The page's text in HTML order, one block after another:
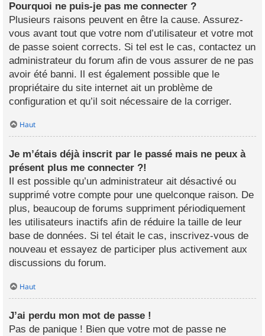
Pourquoi ne puis-je pas me connecter ?
Plusieurs raisons peuvent en être la cause. Assurez-
vous avant tout que votre nom d’utilisateur et votre mot
de passe soient corrects. Si tel est le cas, contactez un
administrateur du forum afin de vous assurer de ne pas
avoir été banni. Il est également possible que le
propriétaire du site internet ait un problème de
configuration et qu’il soit nécessaire de la corriger.
Haut
Je m’étais déjà inscrit par le passé mais ne peux à
présent plus me connecter ?!
Il est possible qu’un administrateur ait désactivé ou
supprimé votre compte pour une quelconque raison. De
plus, beaucoup de forums suppriment périodiquement
les utilisateurs inactifs afin de réduire la taille de leur
base de données. Si tel était le cas, inscrivez-vous de
nouveau et essayez de participer plus activement aux
discussions du forum.
Haut
J’ai perdu mon mot de passe !
Pas de panique ! Bien que votre mot de passe ne